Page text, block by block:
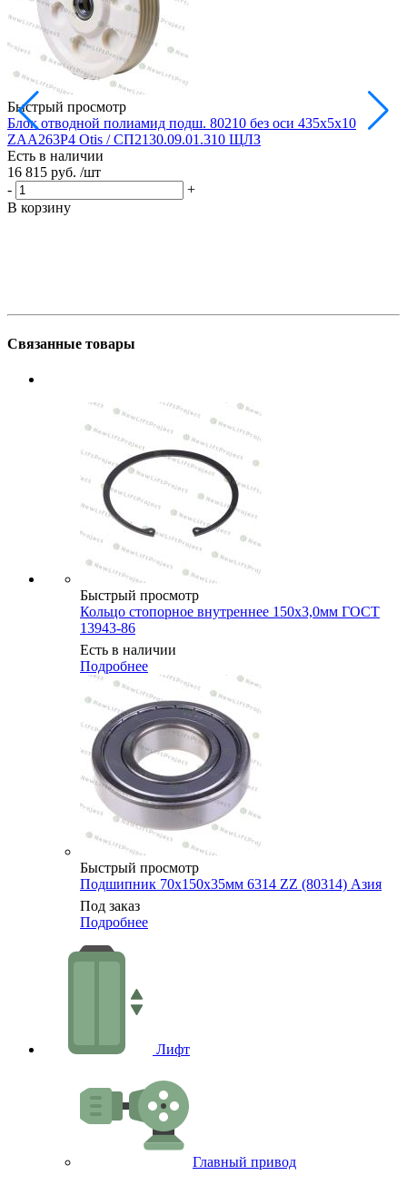
Быстрый просмотр
Блок отводной полиамид подш. 80210 без оси 435х5х10
ZAA263P4 Otis / СП2130.09.01.310 ЩЛЗ
Есть в наличии
16 815 руб. /шт
-
+
В корзину
Связанные товары
Быстрый просмотр
Кольцо стопорное внутреннее 150х3,0мм ГОСТ
13943-86
Есть в наличии
Подробнее
Быстрый просмотр
Подшипник 70х150х35мм 6314 ZZ (80314) Азия
Под заказ
Подробнее
Лифт
Главный привод